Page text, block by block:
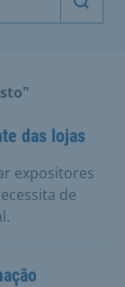
das lojas
expositores
de